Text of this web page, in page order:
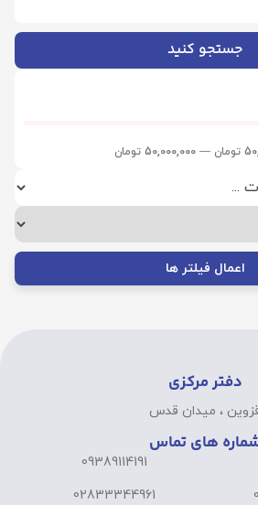
جستجو کنید
تومان —
50,000,000 تومان
اعمال فیلتر ها
دفتر مرکزی
، میدان قدس
های تماس
09389114191
02833344961